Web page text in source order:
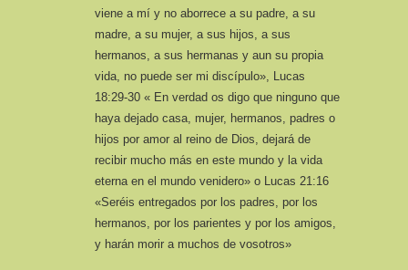
viene a mí y no aborrece a su padre, a su
madre, a su mujer, a sus hijos, a sus
hermanos, a sus hermanas y aun su propia
vida, no puede ser mi discípulo», Lucas
18:29-30 « En verdad os digo que ninguno que
haya dejado casa, mujer, hermanos, padres o
hijos por amor al reino de Dios, dejará de
recibir mucho más en este mundo y la vida
eterna en el mundo venidero» o Lucas 21:16
«Seréis entregados por los padres, por los
hermanos, por los parientes y por los amigos,
y harán morir a muchos de vosotros»